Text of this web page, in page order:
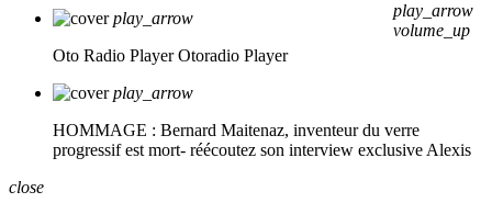
play_arrow
Oto Radio Player Otoradio Player
play_arrow
HOMMAGE : Bernard Maitenaz, inventeur du verre
progressif est mort- réécoutez son interview exclusive Alexis
play_arrow
volume_up
close